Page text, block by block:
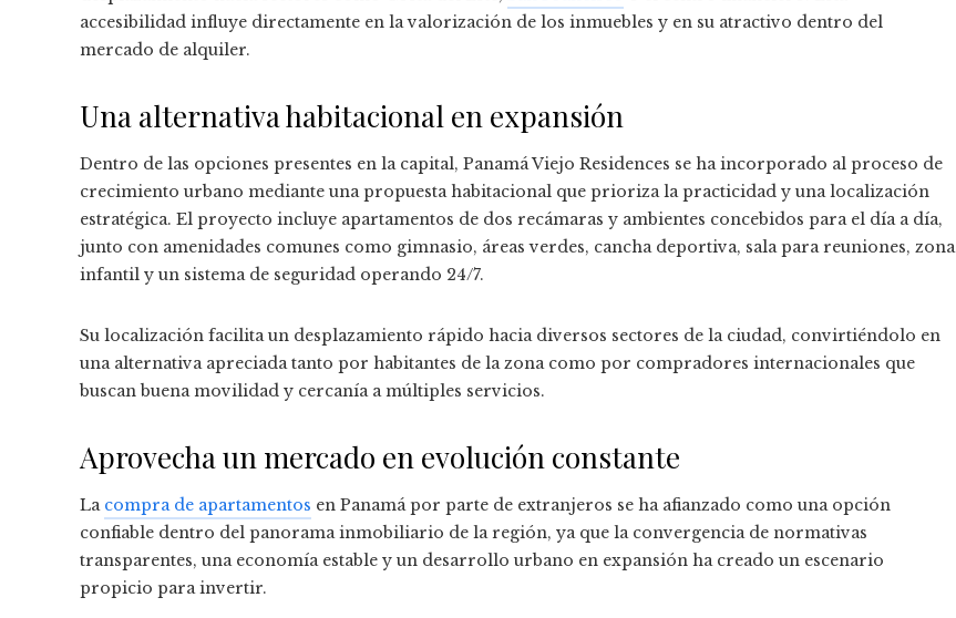
accesibilidad influye directamente en la valorización de los inmuebles y en su atractivo dentro del
mercado de alquiler.
Una alternativa habitacional en expansión
Dentro de las opciones presentes en la capital, Panamá Viejo Residences se ha incorporado al proceso de
crecimiento urbano mediante una propuesta habitacional que prioriza la practicidad y una localización
estratégica. El proyecto incluye apartamentos de dos recámaras y ambientes concebidos para el día a día,
junto con amenidades comunes como gimnasio, áreas verdes, cancha deportiva, sala para reuniones, zona
infantil y un sistema de seguridad operando 24/7.
Su localización facilita un desplazamiento rápido hacia diversos sectores de la ciudad, convirtiéndolo en
una alternativa apreciada tanto por habitantes de la zona como por compradores internacionales que
buscan buena movilidad y cercanía a múltiples servicios.
Aprovecha un mercado en evolución constante
La compra de apartamentos en Panamá por parte de extranjeros se ha afianzado como una opción
confiable dentro del panorama inmobiliario de la región, ya que la convergencia de normativas
transparentes, una economía estable y un desarrollo urbano en expansión ha creado un escenario
propicio para invertir.